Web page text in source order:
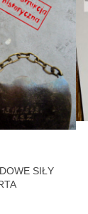
SIŁY